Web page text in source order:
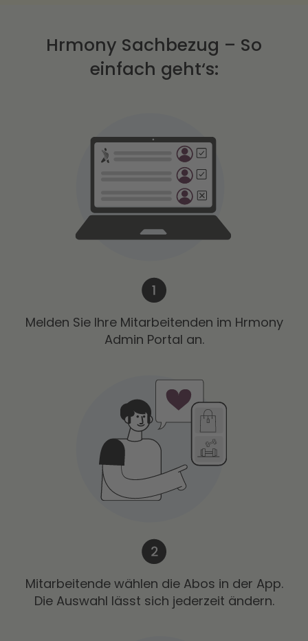
Hrmony Sachbezug – So
einfach geht‘s:
Melden Sie Ihre Mitarbeitenden im Hrmony
Admin Portal an.
Mitarbeitende wählen die Abos in der App.
Die Auswahl lässt sich jederzeit ändern.